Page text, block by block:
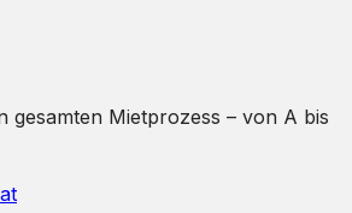
gesamten Mietprozess – von A bis